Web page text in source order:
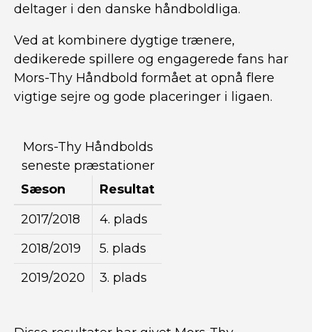
deltager i den danske håndboldliga.
Ved at kombinere dygtige trænere,
dedikerede spillere og engagerede fans har
Mors-Thy Håndbold formået at opnå flere
vigtige sejre og gode placeringer i ligaen.
Mors-Thy Håndbolds
seneste præstationer
Sæson
Resultat
2017/2018
4. plads
2018/2019
5. plads
2019/2020
3. plads